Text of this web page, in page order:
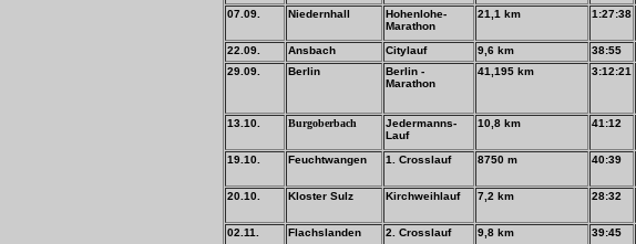
07.09. Niedernhall
Hohenlohe-
Marathon
21,1 km 1:27:38
22.09. Ansbach Citylauf 9,6 km 38:55
29.09.
Berlin
Berlin -
Marathon
41,195 km 3:12:21
13.10. Burgoberbach
Jedermanns-
Lauf
10,8 km 41:12
19.10.
Feuchtwangen 1. Crosslauf 8750 m 40:39
20.10.
Kloster Sulz Kirchweihlauf 7,2 km 28:32
02.11.
Flachslanden 2. Crosslauf 9,8 km 39:45